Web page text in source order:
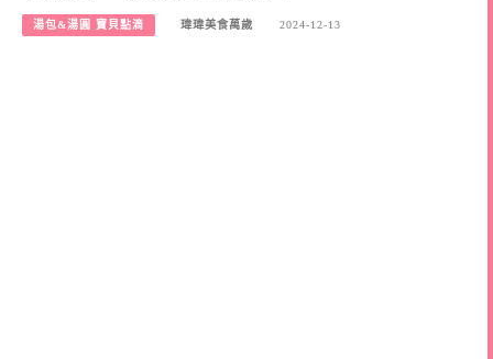
湯包&湯圓 寶貝點滴 瑋瑋美食萬歲 2024-12-13